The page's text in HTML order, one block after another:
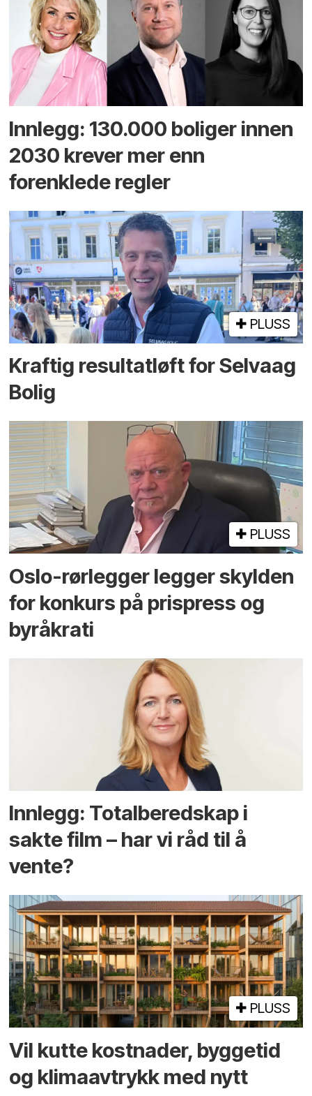
Innlegg: 130.000 boliger innen
2030 krever mer enn
forenklede regler
PLUSS
Kraftig resultatløft for Selvaag
Bolig
PLUSS
Oslo-rørlegger legger skylden
for konkurs på prispress og
byråkrati
Innlegg: Totalberedskap i
sakte film – har vi råd til å
vente?
PLUSS
Vil kutte kostnader, byggetid
og klima­avtrykk med nytt